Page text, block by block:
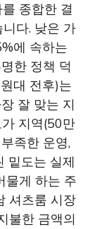
종합한 결
다. 낮은 가
에 속하는
한 정책 덕
대 전후)는
잘 맞는 지
지역(50만
족한 운영,
밑도는 실제
물게 하는 주
셔츠룸 시장
불한 금액의